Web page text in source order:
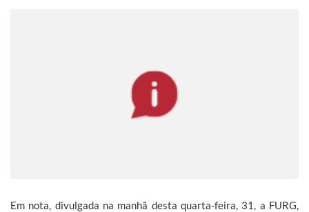
Em nota, divulgada na manhã desta quarta-feira, 31, a FURG,